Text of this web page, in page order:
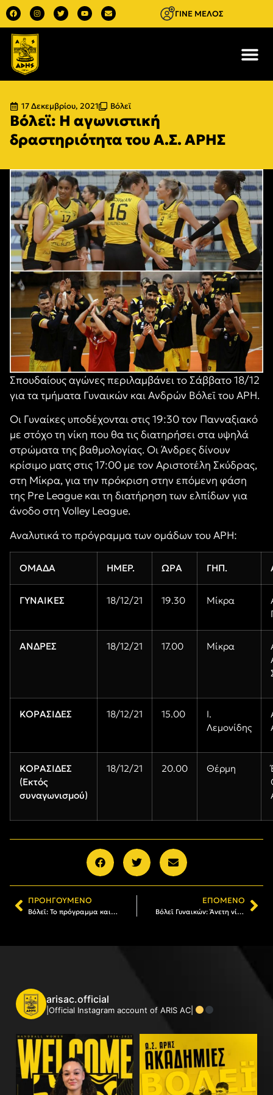
ΓΙΝΕ ΜΕΛΟΣ
17 Δεκεμβρίου, 2021 Βόλεϊ
Βόλεϊ: Η αγωνιστική
δραστηριότητα του Α.Σ. ΑΡΗΣ
Σπουδαίους αγώνες περιλαμβάνει το Σάββατο 18/12
για τα τμήματα Γυναικών και Ανδρών Βόλεϊ του ΑΡΗ.
Οι Γυναίκες υποδέχονται στις 19:30 τον Πανναξιακό
με στόχο τη νίκη που θα τις διατηρήσει στα υψηλά
στρώματα της βαθμολογίας. Οι Άνδρες δίνουν
κρίσιμο ματς στις 17:00 με τον Αριστοτέλη Σκύδρας,
στη Μίκρα, για την πρόκριση στην επόμενη φάση
της Pre League και τη διατήρηση των ελπίδων για
άνοδο στη Volley League.
Αναλυτικά το πρόγραμμα των ομάδων του ΑΡΗ:
ΟΜΑΔΑ ΗΜΕΡ. ΩΡΑ ΓΗΠ.
ΓΥΝΑΙΚΕΣ 18/12/21 19.30 Μίκρα
ΑΝΔΡΕΣ 18/12/21 17.00 Μίκρα
ΚΟΡΑΣΙΔΕΣ 18/12/21 15.00
Ι.
Λεμονίδης
ΚΟΡΑΣΙΔΕΣ
(Εκτός
συναγωνισμού)
18/12/21 20.00 Θέρμη
ΠΡΟΗΓΟΎΜΕΝΟ
Βόλεϊ: Το πρόγραμμα και οι διαιτητές σε Γυναίκες και Άνδρες
ΕΠΌΜΕΝΟ
Βόλεϊ Γυναικών: Άνετη νίκη με Πανναξιακό (3-0)
arisac.official
|Official Instagram account of ARIS AC|